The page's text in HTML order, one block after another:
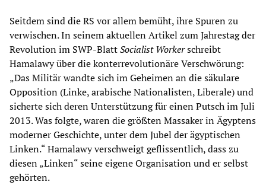
Seitdem sind die RS vor allem bemüht, ihre Spuren zu
verwischen. In seinem aktuellen Artikel zum Jahrestag der
Revolution im SWP-BlattSocialist Workerschreibt
Hamalawy über die konterrevolutionäre Verschwörung:
„Das Militär wandte sich im Geheimen an die säkulare
Opposition (Linke, arabische Nationalisten, Liberale) und
sicherte sich deren Unterstützung für einen Putsch im Juli
2013. Was folgte, waren die größten Massaker in Ägyptens
moderner Geschichte, unter dem Jubel der ägyptischen
Linken.“ Hamalawy verschweigt geflissentlich, dass zu
diesen „Linken“ seine eigene Organisation und er selbst
gehörten.